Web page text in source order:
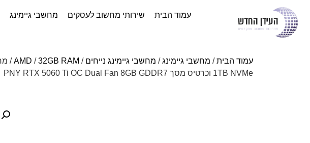
עמוד הבית שירותי מחשוב לעסקים מחשבי גיימינג
עמוד הבית/ מחשבי גיימינג/ מחשבי גיימינג נייחים /
AMD /32GB RAM
1TB NVMe וכרטיס מסך PNY RTX 5060 Ti OC Dual Fan 8GB GDDR7